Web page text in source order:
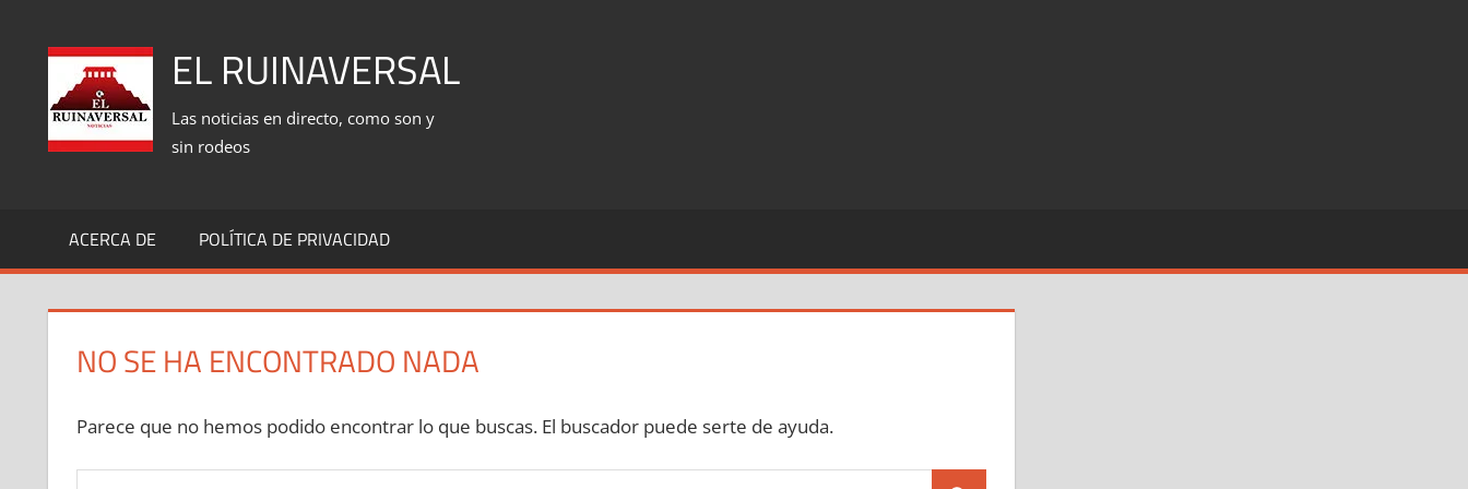
contenido
EL RUINAVERSAL
Las noticias en directo, como son y
sin rodeos
ACERCA DE POLÍTICA DE PRIVACIDAD
NO SE HA ENCONTRADO NADA
Parece que no hemos podido encontrar lo que buscas. El buscador puede serte de ayuda.